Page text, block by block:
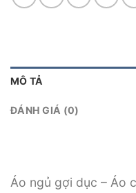
MÔ TẢ
ĐÁNH GIÁ (0)
Áo ngủ gợi dục – Áo